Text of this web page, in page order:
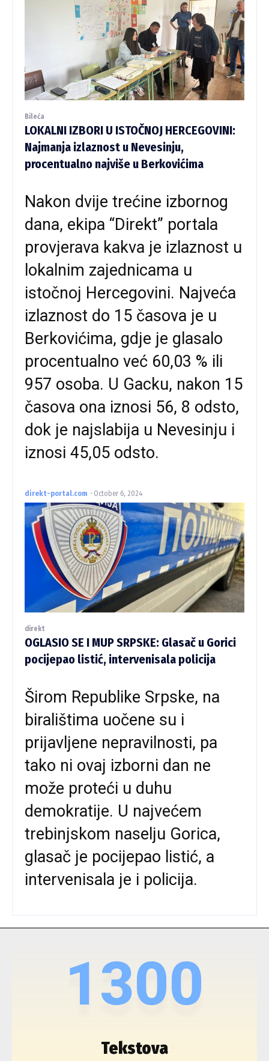
Bileća
LOKALNI IZBORI U ISTOČNOJ HERCEGOVINI:
Najmanja izlaznost u Nevesinju,
procentualno najviše u Berkovićima
Nakon dvije trećine izbornog
dana, ekipa “Direkt” portala
provjerava kakva je izlaznost u
lokalnim zajednicama u
istočnoj Hercegovini. Najveća
izlaznost do 15 časova je u
Berkovićima, gdje je glasalo
procentualno već 60,03 % ili
957 osoba. U Gacku, nakon 15
časova ona iznosi 56, 8 odsto,
dok je najslabija u Nevesinju i
iznosi 45,05 odsto.
direkt-portal.com - October 6, 2024
direkt
OGLASIO SE I MUP SRPSKE: Glasač u Gorici
pocijepao listić, intervenisala policija
Širom Republike Srpske, na
biralištima uočene su i
prijavljene nepravilnosti, pa
tako ni ovaj izborni dan ne
može proteći u duhu
demokratije. U najvećem
trebinjskom naselju Gorica,
glasač je pocijepao listić, a
intervenisala je i policija.
1300
Tekstova